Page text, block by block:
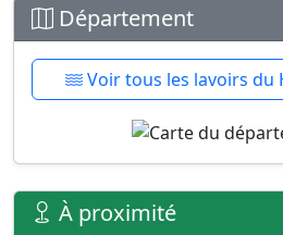
Département
Voir tous les lavoirs du
À proximité